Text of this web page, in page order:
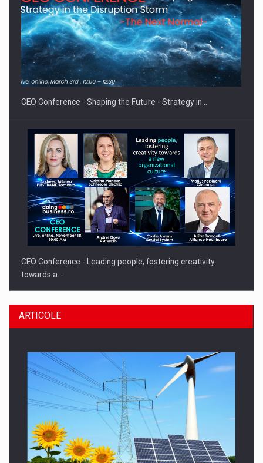
Hard Enduro Piatra Craiului 2026, fueled by benzinariile RO…
CEO Conference - Shaping the Future - Strategy in…
CEO Conference - Leading people, fostering creativity
towards a…
CEO Conference - Shaping The Future - Technology and…
ARTICOLE